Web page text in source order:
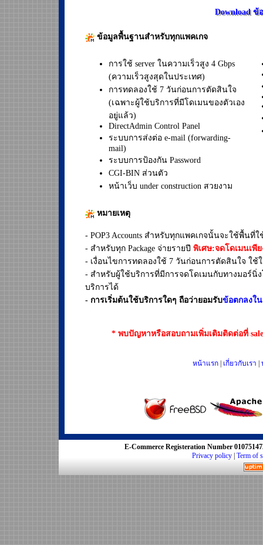
Download
ข้อมูลพื้นฐานสำหรับทุกแพคเกจ
การใช้ server ในความเร็วสูง 4 Gbps
(ความเร็วสูงสุดในประเทศ)
การทดลองใช้ 7 วันก่อนการตัดสินใจ
(เฉพาะผู้ใช้บริการที่มีโดเมนของตัวเอง
อยู่แล้ว)
DirectAdmin Control Panel
ระบบการส่งต่อ e-mail (forwarding-
mail)
ระบบการป้องกัน Password
CGI-BIN ส่วนตัว
หน้าเว็บ under construction สวยงาม
หมายเหตุ
- POP3 Accounts สำหรับทุกแพคเกจนั้นจะใช้พื้น
- สำหรับทุก Package จ่ายรายปี พิเศษ:จดโดเมนเพี
- เงื่อนไขการทดลองใช้ 7 วันก่อนการตัดสินใจ ใ
- สำหรับผู้ใช้บริการที่มีการจดโดเมนกับทางมอร์นิ่
บริการได้
- การเริ่มต้นใช้บริการใดๆ ถือว่ายอมรับข้อตกลงใ
* พบปัญหาหรือสอบถามเพิ่มเติมติดต่อที่
หน้าแรก| เกี่ยวกับเรา
E-Commerce Registeration Number
Privacy policy Term of